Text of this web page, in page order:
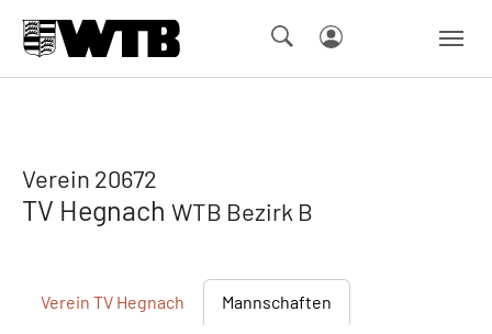
Verein 20672
TV Hegnach WTB Bezirk B
Verein TV Hegnach Mannschaften